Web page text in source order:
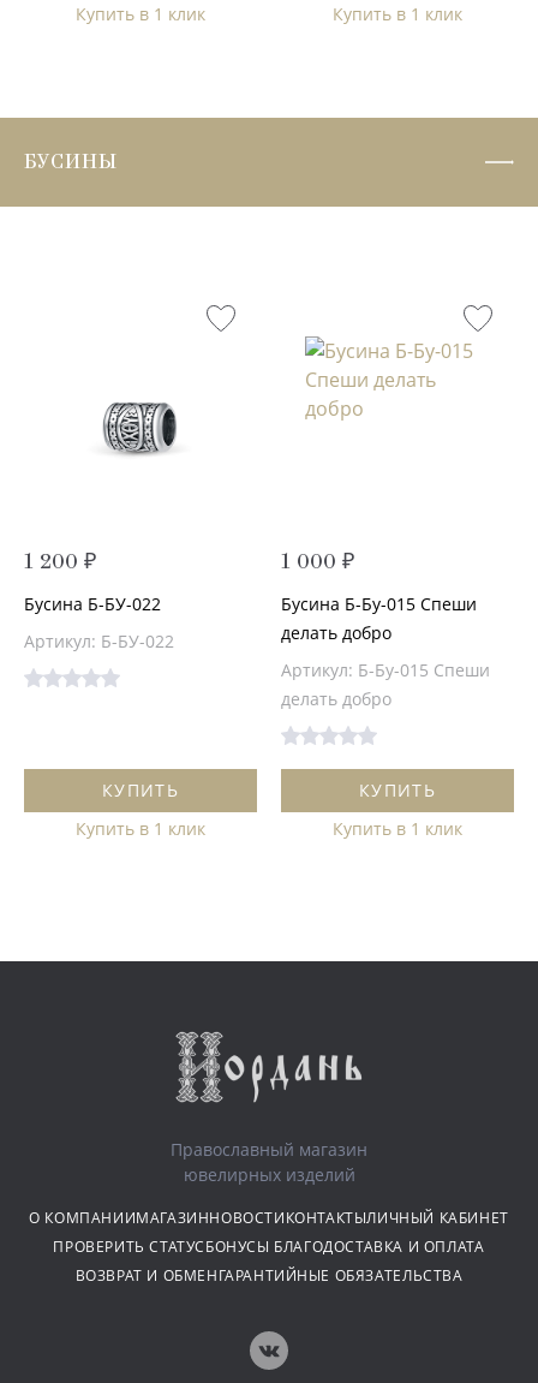
Купить в 1 клик
Купить в 1 клик
БУСИНЫ
1 200 ₽
Бусина Б-БУ-022
Артикул: Б-БУ-022
КУПИТЬ
Купить в 1 клик
1 000 ₽
Бусина Б-Бу-015 Спеши
делать добро
Артикул: Б-Бу-015 Спеши
делать добро
КУПИТЬ
Купить в 1 клик
Православный магазин
ювелирных изделий
О КОМПАНИИМАГАЗИННОВОСТИКОНТАКТЫЛИЧНЫЙ КАБИНЕТ
ПРОВЕРИТЬ СТАТУСБОНУСЫ БЛАГОДОСТАВКА И ОПЛАТА
ВОЗВРАТ И ОБМЕНГАРАНТИЙНЫЕ ОБЯЗАТЕЛЬСТВА